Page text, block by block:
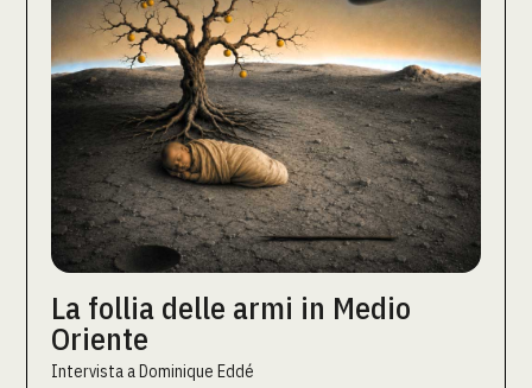
La follia delle armi in Medio
Oriente
Intervista a Dominique Eddé